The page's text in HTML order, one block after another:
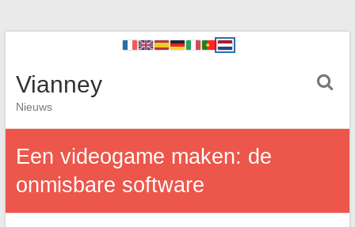
Vianney
Nieuws
Een videogame maken: de
onmisbare software